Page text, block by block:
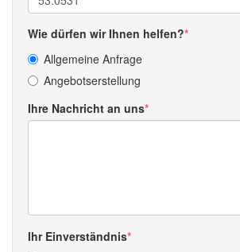
Wie dürfen wir Ihnen helfen?
Allgemeine Anfrage
Angebotserstellung
Ihre Nachricht an uns
Ihr Einverständnis